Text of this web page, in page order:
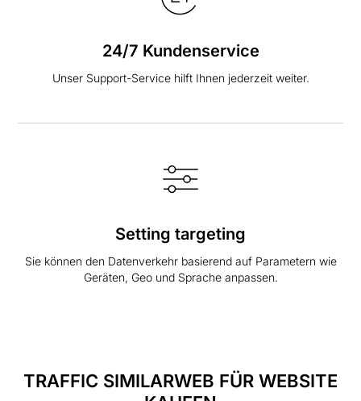
24/7 Kundenservice
Unser Support-Service hilft Ihnen jederzeit weiter.
Setting targeting
Sie können den Datenverkehr basierend auf Parametern wie
Geräten, Geo und Sprache anpassen.
TRAFFIC SIMILARWEB FÜR WEBSITE